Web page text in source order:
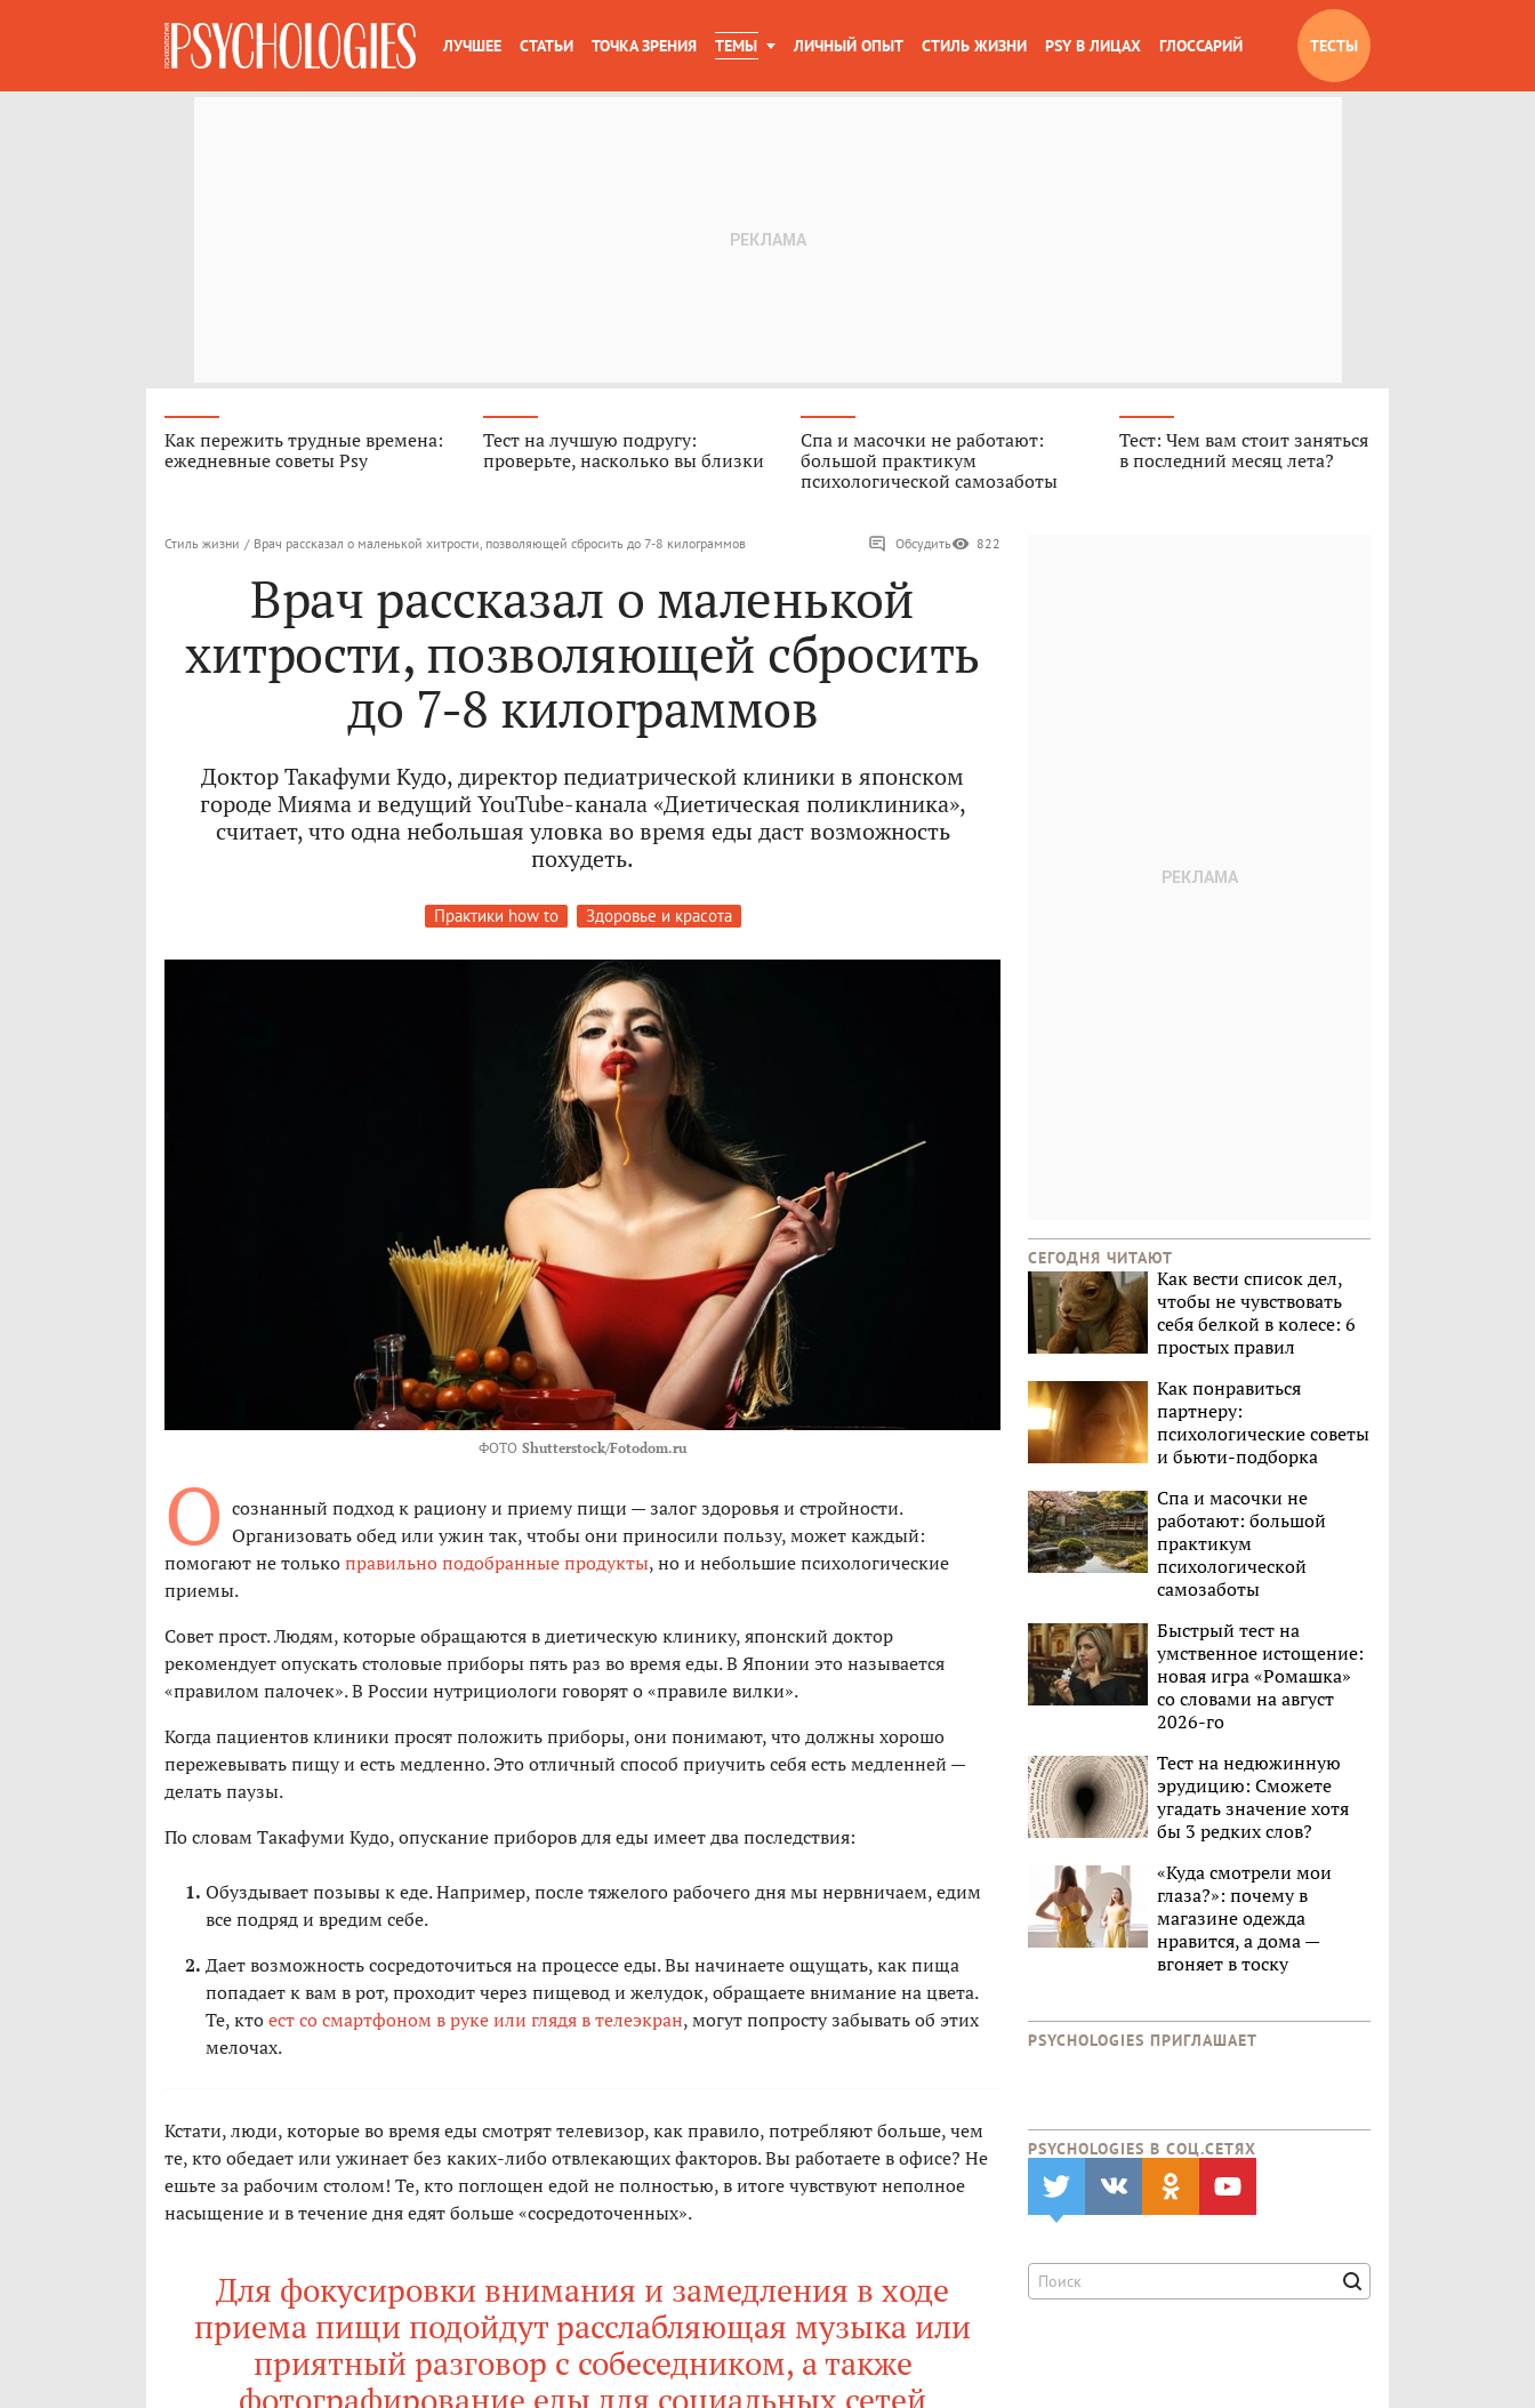
ЛУЧШЕЕ СТАТЬИ ТОЧКА ЗРЕНИЯ ТЕМЫ ЛИЧНЫЙ ОПЫТ СТИЛЬ ЖИЗНИ PSY В ЛИЦАХ ГЛОССАРИЙ ТЕСТЫ
Как пережить трудные времена:
ежедневные советы Psy
Тест на лучшую подругу:
проверьте, насколько вы близки
Спа и масочки не работают:
большой практикум
психологической самозаботы
Тест: Чем вам стоит заняться
в последний месяц лета?
Стиль жизни / Врач рассказал о маленькой хитрости, позволяющей сбросить до 7-8 килограммов Обсудить 822
Врач рассказал о маленькой
хитрости, позволяющей сбросить
до 7-8 килограммов
Доктор Такафуми Кудо, директор педиатрической клиники в японском
городе Мияма и ведущий YouTube-канала «Диетическая поликлиника»,
считает, что одна небольшая уловка во время еды даст возможность
похудеть.
Практики how to Здоровье и красота
ФОТО Shutterstock/Fotodom.ru
О сознанный подход к рациону и приему пищи — залог здоровья и стройности.
Организовать обед или ужин так, чтобы они приносили пользу, может каждый:
помогают не толькоправильно подобранные продукты, но и небольшие психологические
приемы.
Совет прост. Людям, которые обращаются в диетическую клинику, японский доктор
рекомендует опускать столовые приборы пять раз во время еды. В Японии это называется
«правилом палочек». В России нутрициологи говорят о «правиле вилки».
Когда пациентов клиники просят положить приборы, они понимают, что должны хорошо
пережевывать пищу и есть медленно. Это отличный способ приучить себя есть медленней —
делать паузы.
По словам Такафуми Кудо, опускание приборов для еды имеет два последствия:
Обуздывает позывы к еде. Например, после тяжелого рабочего дня мы нервничаем, едим
все подряд и вредим себе.
Дает возможность сосредоточиться на процессе еды. Вы начинаете ощущать, как пища
попадает к вам в рот, проходит через пищевод и желудок, обращаете внимание на цвета.
Те, ктоест со смартфоном в руке или глядя в телеэкран, могут попросту забывать об этих
мелочах.
Кстати, люди, которые во время еды смотрят телевизор, как правило, потребляют больше, чем
те, кто обедает или ужинает без каких-либо отвлекающих факторов. Вы работаете в офисе? Не
ешьте за рабочим столом! Те, кто поглощен едой не полностью, в итоге чувствуют неполное
насыщение и в течение дня едят больше «сосредоточенных».
Для фокусировки внимания и замедления в ходе
приема пищи подойдут расслабляющая музыка или
приятный разговор с собеседником, а также
СЕГОДНЯ ЧИТАЮТ
Как вести список дел,
чтобы не чувствовать
себя белкой в колесе: 6
простых правил
Как понравиться
партнеру:
психологические советы
и бьюти-подборка
Спа и масочки не
работают: большой
практикум
психологической
самозаботы
Быстрый тест на
умственное истощение:
новая игра «Ромашка»
со словами на август
2026-го
Тест на недюжинную
эрудицию: Сможете
угадать значение хотя
бы 3 редких слов?
«Куда смотрели мои
глаза?»: почему в
магазине одежда
нравится, а дома —
вгоняет в тоску
PSYCHOLOGIES ПРИГЛАШАЕТ
PSYCHOLOGIES В CОЦ.СЕТЯХ